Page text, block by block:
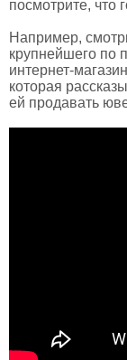
посмотрите, что
Например,
крупнейшего по
интернет-
которая
ей продавать